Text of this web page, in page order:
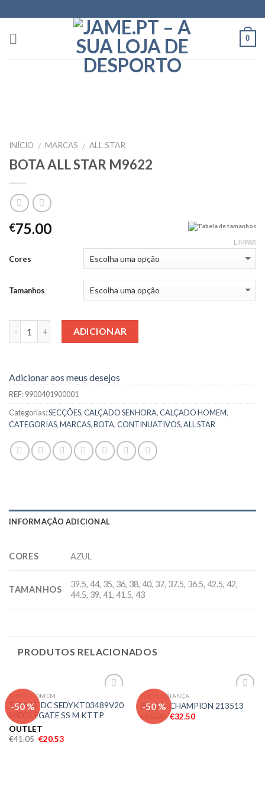
to
content
0
INÍCIO / MARCAS / ALL STAR
BOTA ALL STAR M9622
€75.00 Tabela de tamanhos
Cores
Tamanhos
LIMPAR
Quantidade ADICIONAR
Adicionar aos meus desejos
REF:9900401900001
Categorias:SECÇÕES,CALÇADO SENHORA,CALÇADO HOMEM,
CATEGORIAS,MARCAS,BOTA,CONTINUATIVOS,ALL STAR
INFORMAÇÃO ADICIONAL
CORES AZUL
TAMANHOS
39.5, 44, 35, 36, 38, 40, 37, 37.5, 36.5, 42.5, 42,
44.5, 39, 41, 41.5, 43
PRODUTOS RELACIONADOS
-50 %
Adicionar
aos meus
desejos
TEXTIL HOMEM
TSHIRT DC SEDYKT03489V20
MIDDLEGATE SS M KTTP
OUTLET
€41.05 €20.53
-50 %
aos meus
TEXTIL CRIANÇA
SWEAT CHAMPION 213513
€
€32.50